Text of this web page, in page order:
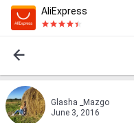
AliExpress
Glasha _Mazgo
June 3, 2016